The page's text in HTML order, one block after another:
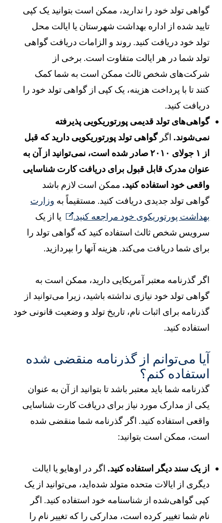
گواهی تولد خود را ندارید، ممکن است بتوانید یک کپی
تایید شده از اداره بهداشت شهرستان یا ایالت محل
تولد خود دریافت کنید. روند و الزامات دریافت گواهی
تولد شما در هر ایالت متفاوت است. برخی از
شرکت‌های شخص ثالث ممکن است به شما کمک
کنند تا با پرداخت هزینه، یک کپی از گواهی تولد خود را
دریافت کنید.
گواهی‌های تولد قدیمی پورتوریکویی پذیرفته
نمی‌شوند.اگرگواهی تولد پورتوریکویی دارید که قبل
از ۱ جولای ۲۰۱۰ صادر شده است، نمی‌توانید از آن به
عنوان مدرک قابل قبول برای دریافت کارت شناسایی
واقعی خود استفاده کنید.ممکن است لازم باشد
گواهی تولد جدیدی دریافت کنید. مستقیماً بهوزارت
بهداشت پورتوریکوی خود مراجعه کنید.
یا از یک
سرویس شخص ثالث استفاده کنید که گواهی تولد را
برای شما دریافت می‌کند. هزینه آنها را بپردازید.
اگر گذرنامه معتبر آمریکایی دارید، ممکن است به
گواهی تولد خود نیازی نداشته باشید، زیرا می‌توانید از
گذرنامه برای اثبات نام، تاریخ تولد و وضعیت قانونی خود
استفاده کنید.
آیا می‌توانم از گذرنامه منقضی شده
استفاده کنم؟
گذرنامه شما باید معتبر باشد تا بتوانید از آن به عنوان
یکی از مدارک مورد نیاز برای دریافت کارت شناسایی
واقعی استفاده کنید. اگر گذرنامه شما منقضی شده
است، ممکن است بتوانید:
از یک سند دیگر استفاده کنید.اگر در اوهایو یا ایالت
دیگری از ایالات متحده متولد شده‌اید، می‌توانید از یک
کپی گواهی‌شده از شناسنامه خود استفاده کنید. اگر
نام شما تغییر کرده است، مدارکی را که تغییر نام را